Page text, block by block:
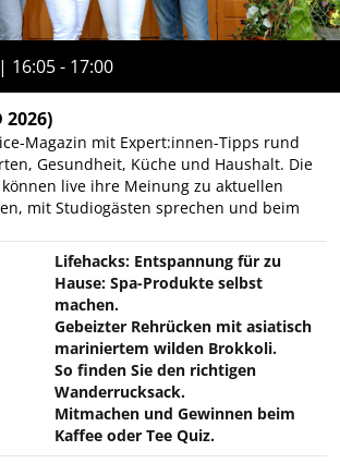
16:05 - 17:00
2026)
Magazin mit Expert:innen-Tipps rund
Gesundheit, Küche und Haushalt. Die
live ihre Meinung zu aktuellen
mit Studiogästen sprechen und beim
Lifehacks: Entspannung für zu
Hause: Spa-Produkte selbst
machen.
Gebeizter Rehrücken mit asiatisch
mariniertem wilden Brokkoli.
So finden Sie den richtigen
Wanderrucksack.
Mitmachen und Gewinnen beim
Kaffee oder Tee Quiz.